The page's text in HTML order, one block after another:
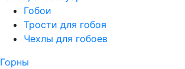
Гобои
Трости для гобоя
Чехлы для гобоев
Горны